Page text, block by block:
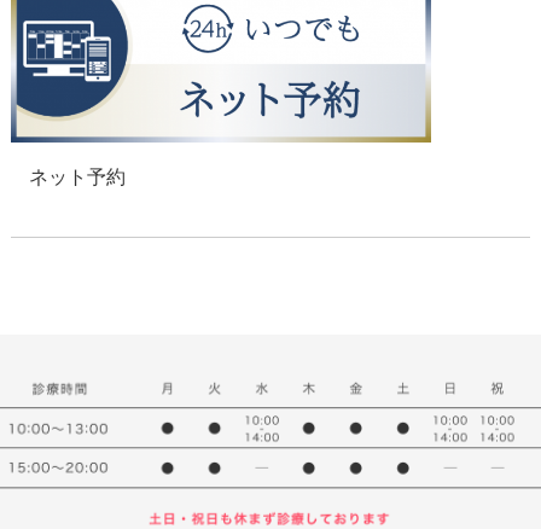
ネット予約